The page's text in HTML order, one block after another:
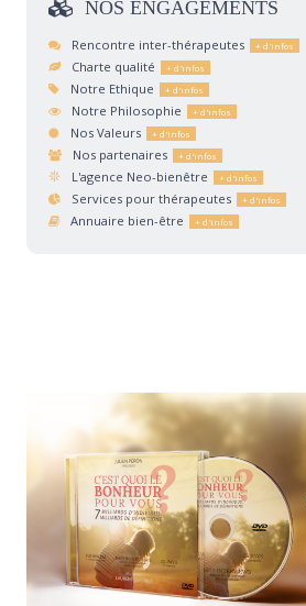
NOS ENGAGEMENTS
Rencontre inter-thérapeutes
Charte qualité
Notre Ethique
Notre Philosophie
Nos Valeurs
Nos partenaires
L'agence Neo-bienêtre
Services pour thérapeutes
Annuaire bien-être